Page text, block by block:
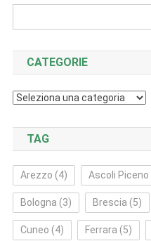
CATEGORIE
Categorie
TAG
Arezzo (4) Ascoli Piceno
Bologna (3) Brescia (5)
Cuneo (4) Ferrara (5)